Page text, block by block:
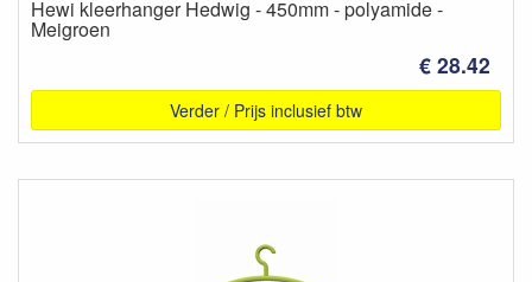
Hewi kleerhanger Hedwig - 450mm - polyamide -
Meigroen
€ 28.42
Verder / Prijs inclusief btw